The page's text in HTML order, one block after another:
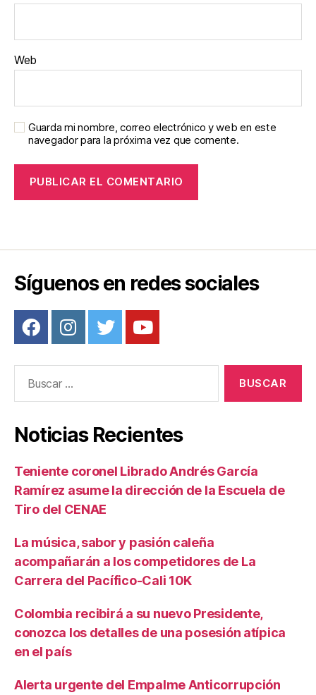
Web
Guarda mi nombre, correo electrónico y web en este
navegador para la próxima vez que comente.
Síguenos en redes sociales
Noticias Recientes
Teniente coronel Librado Andrés García
Ramírez asume la dirección de la Escuela de
Tiro del CENAE
La música, sabor y pasión caleña
acompañarán a los competidores de La
Carrera del Pacífico-Cali 10K
Colombia recibirá a su nuevo Presidente,
conozca los detalles de una posesión atípica
en el país
Alerta urgente del Empalme Anticorrupción